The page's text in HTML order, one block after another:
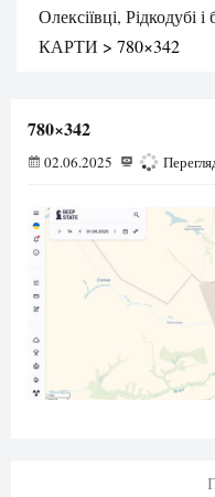
Олексіївці, Рідкодубі
КАРТИ > 780×342
780×342
02.06.2025 108